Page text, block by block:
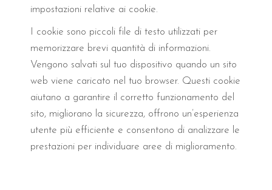
impostazioni relative ai cookie.
I cookie sono piccoli file di testo utilizzati per
memorizzare brevi quantità di informazioni.
Vengono salvati sul tuo dispositivo quando un sito
web viene caricato nel tuo browser. Questi cookie
aiutano a garantire il corretto funzionamento del
sito, migliorano la sicurezza, offrono un’esperienza
utente più efficiente e consentono di analizzare le
prestazioni per individuare aree di miglioramento.